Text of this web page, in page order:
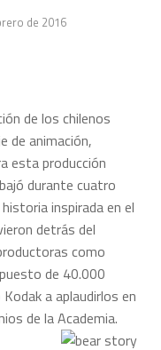
de 2016
de los chilenos
de animación,
esta producción
durante cuatro
inspirada en el
detrás del
como
de 40.000
a aplaudirlos en
de la Academia.